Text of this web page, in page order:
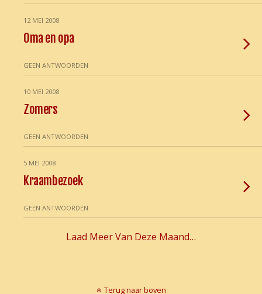
12 MEI 2008
Oma en opa
GEEN ANTWOORDEN
10 MEI 2008
Zomers
GEEN ANTWOORDEN
5 MEI 2008
Kraambezoek
GEEN ANTWOORDEN
Laad Meer Van Deze Maand…
Terug naar boven